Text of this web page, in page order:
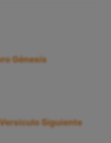
Génesis
Siguiente